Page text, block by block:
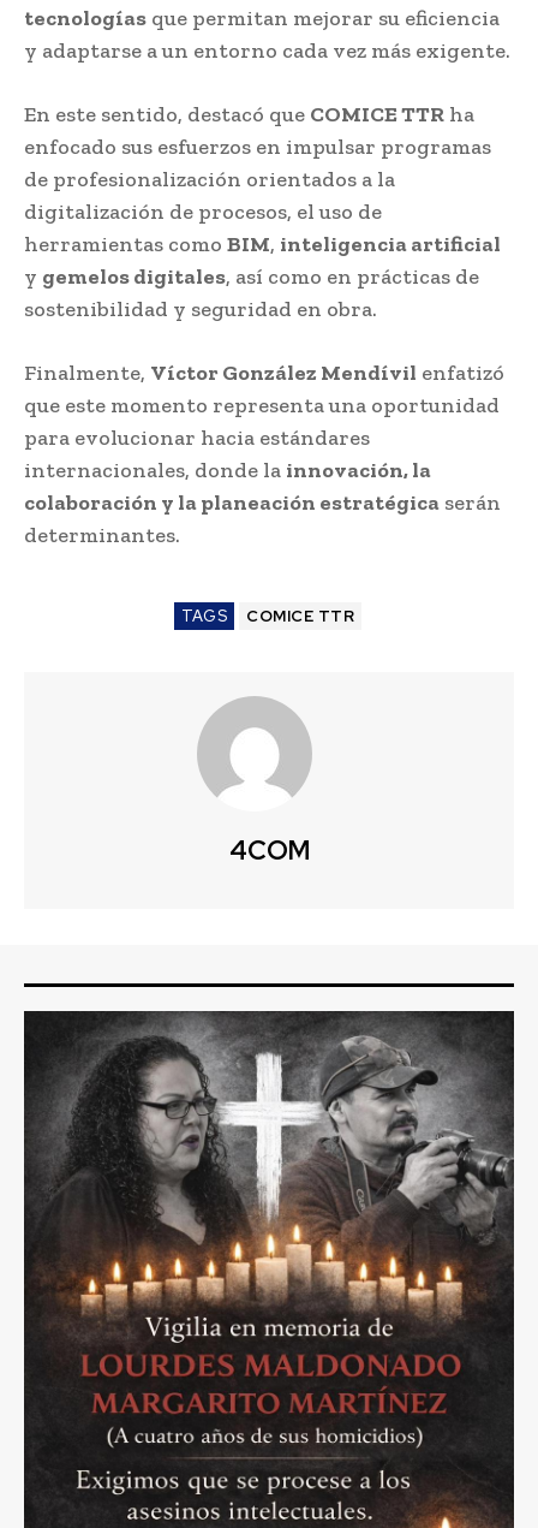
tecnologías que permitan mejorar su eficiencia
y adaptarse a un entorno cada vez más exigente.
En este sentido, destacó que COMICE TTR ha
enfocado sus esfuerzos en impulsar programas
de profesionalización orientados a la
digitalización de procesos, el uso de
herramientas como BIM, inteligencia artificial
y gemelos digitales, así como en prácticas de
sostenibilidad y seguridad en obra.
Finalmente, Víctor González Mendívil enfatizó
que este momento representa una oportunidad
para evolucionar hacia estándares
internacionales, donde la innovación, la
colaboración y la planeación estratégica serán
determinantes.
TAGS COMICE TTR
4COM